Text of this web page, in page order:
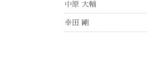
中原 大輔
幸田 剛